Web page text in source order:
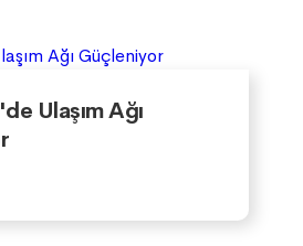
Ulaşım Ağı